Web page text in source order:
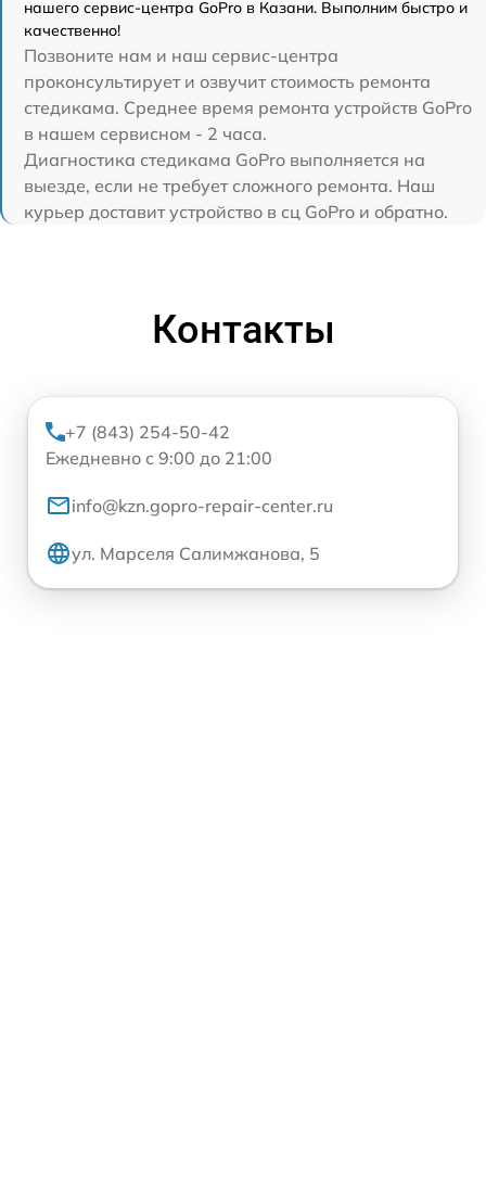
нашего сервис-центра GoPro в Казани. Выполним быстро и
качественно!
Позвоните нам и наш сервис-центра
проконсультирует и озвучит стоимость ремонта
стедикама. Среднее время ремонта устройств GoPro
в нашем сервисном - 2 часа.
Диагностика стедикама GoPro выполняется на
выезде, если не требует сложного ремонта. Наш
курьер доставит устройство в сц GoPro и обратно.
Контакты
+7 (843) 254-50-42
Ежедневно с 9:00 до 21:00
info@kzn.gopro-repair-center.ru
ул. Марселя Салимжанова, 5